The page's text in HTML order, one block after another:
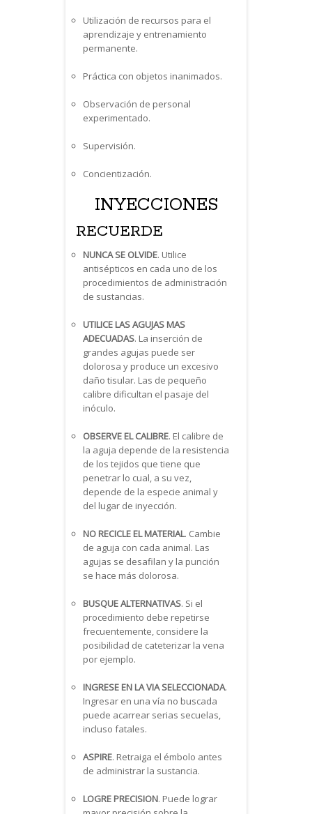
Utilización de recursos para el
aprendizaje y entrenamiento
permanente.
Práctica con objetos inanimados.
Observación de personal
experimentado.
Supervisión.
Concientización.
INYECCIONES
RECUERDE
NUNCA SE OLVIDE. Utilice
antisépticos en cada uno de los
procedimientos de administración
de sustancias.
UTILICE LAS AGUJAS MAS
ADECUADAS. La inserción de
grandes agujas puede ser
dolorosa y produce un excesivo
daño tisular. Las de pequeño
calibre dificultan el pasaje del
inóculo.
OBSERVE EL CALIBRE. El calibre de
la aguja depende de la resistencia
de los tejidos que tiene que
penetrar lo cual, a su vez,
depende de la especie animal y
del lugar de inyección.
NO RECICLE EL MATERIAL. Cambie
de aguja con cada animal. Las
agujas se desafilan y la punción
se hace más dolorosa.
BUSQUE ALTERNATIVAS. Si el
procedimiento debe repetirse
frecuentemente, considere la
posibilidad de cateterizar la vena
por ejemplo.
INGRESE EN LA VIA SELECCIONADA.
Ingresar en una vía no buscada
puede acarrear serias secuelas,
incluso fatales.
ASPIRE. Retraiga el émbolo antes
de administrar la sustancia.
LOGRE PRECISION. Puede lograr